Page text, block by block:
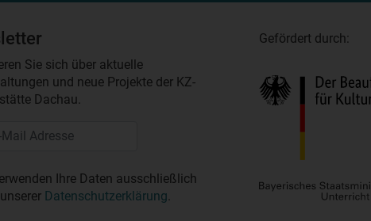
Sie sich über aktuelle
und neue Projekte der KZ-
Dachau.
Ihre Daten ausschließlich
Datenschutzerklärung.
Gefördert durch: